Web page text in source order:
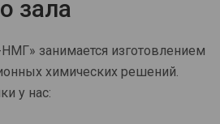
зала
занимается изготовлением
химических решений.
у нас: